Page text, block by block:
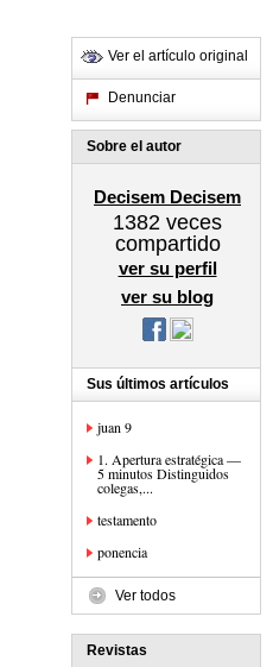
Ver el artículo original
Denunciar
Sobre el autor
Decisem Decisem
1382 veces
compartido
ver su perfil
ver su blog
Sus últimos artículos
juan 9
1. Apertura estratégica —
5 minutos Distinguidos
colegas,...
testamento
ponencia
Ver todos
Revistas